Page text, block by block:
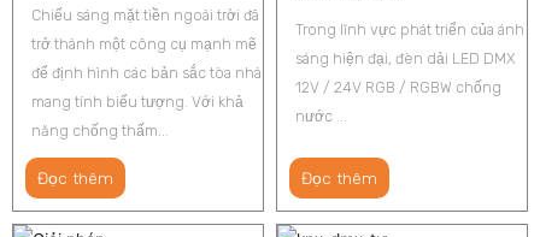
Chiếu sáng mặt tiền ngoài trời đã
trở thành một công cụ mạnh mẽ
để định hình các bản sắc tòa nhà
mang tính biểu tượng. Với khả
năng chống thấm...
Đọc thêm
Trong lĩnh vực phát triển của ánh
sáng hiện đại, đèn dải LED DMX
12V / 24V RGB / RGBW chống
nước ...
Đọc thêm